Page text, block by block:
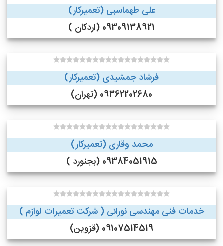
علی طهماسبی (تعمیرکار)
09309138921 (اردکان )
فرشاد جمشیدی (تعمیرکار)
09362202680 (تهران)
محمد وقاری (تعمیرکار)
09384051915 (بجنورد )
خدمات فنی مهندسی نورائی ( شرکت تعمیرات لوازم )
09107514519 (قزوین)